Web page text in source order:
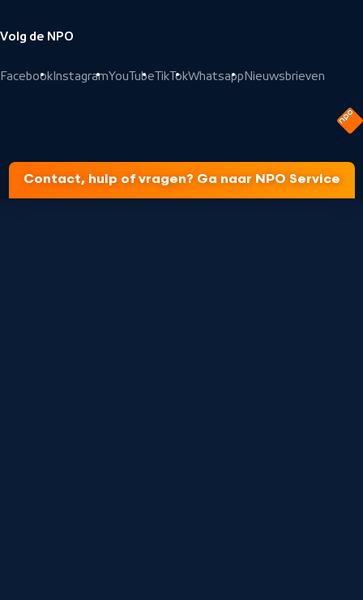
Volg de NPO
Facebook InstagramYouTubeTikTokWhatsapp Nieuwsbrieven
Contact, hulp of vragen? Ga naar NPO Service